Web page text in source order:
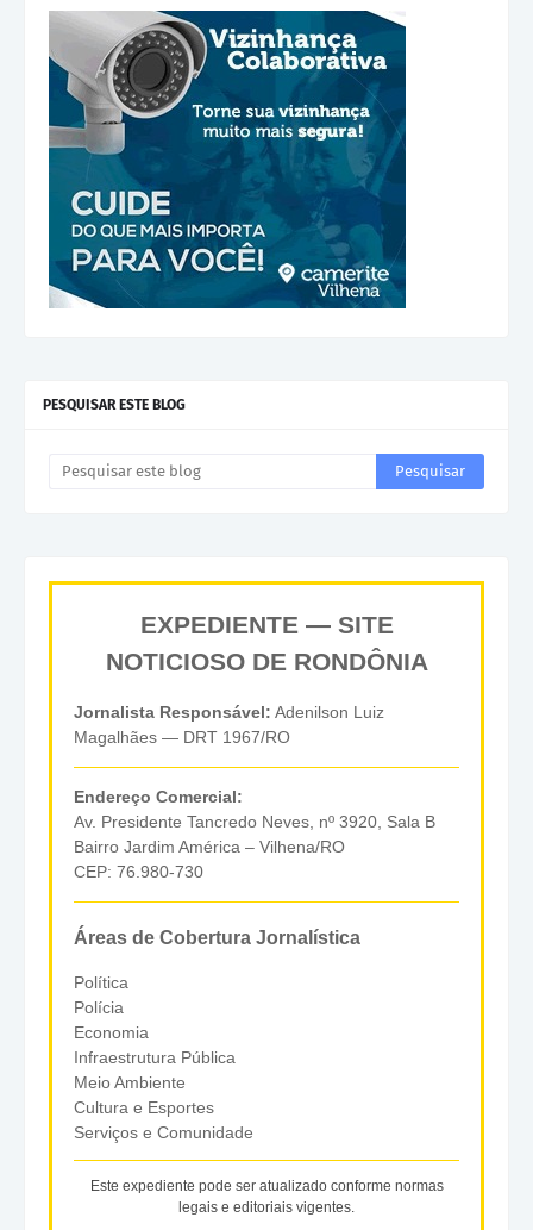
PESQUISAR ESTE BLOG
EXPEDIENTE — SITE
NOTICIOSO DE RONDÔNIA
Jornalista Responsável: Adenilson Luiz
Magalhães — DRT 1967/RO
Endereço Comercial:
Av. Presidente Tancredo Neves, nº 3920, Sala B
Bairro Jardim América – Vilhena/RO
CEP: 76.980-730
Áreas de Cobertura Jornalística
Política
Polícia
Economia
Infraestrutura Pública
Meio Ambiente
Cultura e Esportes
Serviços e Comunidade
Este expediente pode ser atualizado conforme normas
legais e editoriais vigentes.